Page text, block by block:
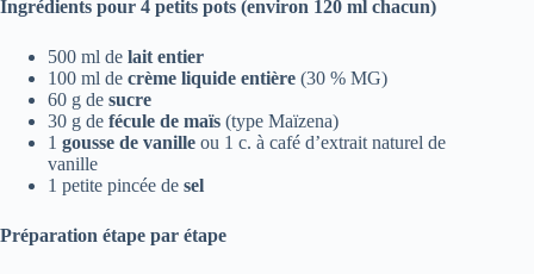
Ingrédients pour 4 petits pots (environ 120 ml chacun)
500 ml de lait entier
100 ml de crème liquide entière (30 % MG)
60 g de sucre
30 g de fécule de maïs (type Maïzena)
1 gousse de vanille ou 1 c. à café d’extrait naturel de
vanille
1 petite pincée de sel
Préparation étape par étape